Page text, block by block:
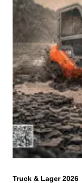
Truck & Lager 2026